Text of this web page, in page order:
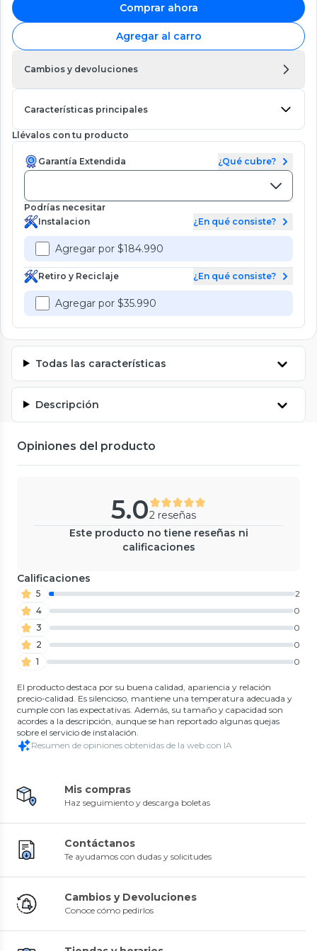
Comprar ahora
Agregar al carro
Cambios y devoluciones
Características principales
Llévalos con tu producto
Garantía Extendida ¿Qué cubre?
Podrías necesitar
Instalacion
¿En qué consiste?
Agregar por $184.990
Retiro y Reciclaje ¿En qué consiste?
Agregar por $35.990
Todas las características
Descripción
Opiniones del producto
5.02 reseñas
Este producto no tiene reseñas ni
calificaciones
Calificaciones
5
2
4
0
3
0
2
0
1
0
El producto destaca por su buena calidad, apariencia y relación
precio-calidad. Es silencioso, mantiene una temperatura adecuada y
cumple con las expectativas. Además, su tamaño y capacidad son
acordes a la descripción, aunque se han reportado algunas quejas
sobre el servicio de instalación.
Resumen de opiniones obtenidas de la web con IA
Mis compras
Haz seguimiento y descarga boletas
Contáctanos
Te ayudamos con dudas y solicitudes
Cambios y Devoluciones
Conoce cómo pedirlos